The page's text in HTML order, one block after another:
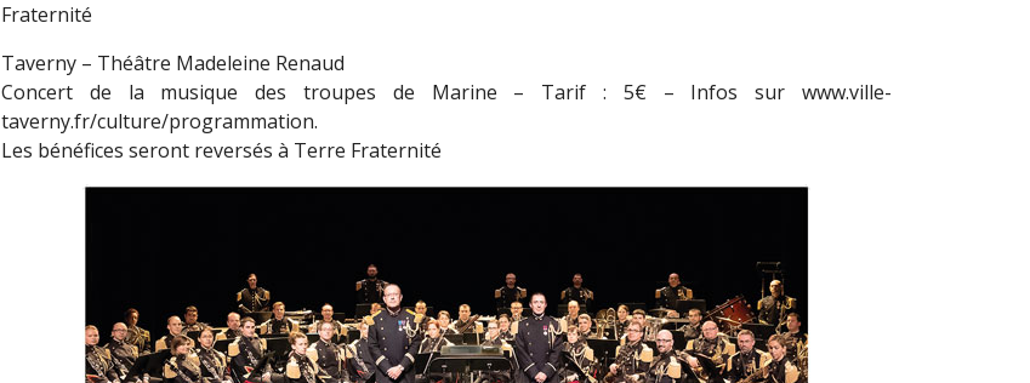
Fraternité
Taverny – Théâtre Madeleine Renaud
Concert de la musique des troupes de Marine – Tarif : 5€ – Infos sur www.ville-
taverny.fr/culture/programmation.
Les bénéfices seront reversés à Terre Fraternité